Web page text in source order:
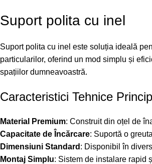
Suport polita cu inel
Suport polita cu inel este soluția ideală
particularilor, oferind un mod simplu și
spațiilor dumneavoastră.
Caracteristici Tehnice
Material Premium: Construit din oțel de
Capacitate de Încărcare: Suportă o
Dimensiuni Standard : Disponibil în
Montaj Simplu: Sistem de instalare rapid